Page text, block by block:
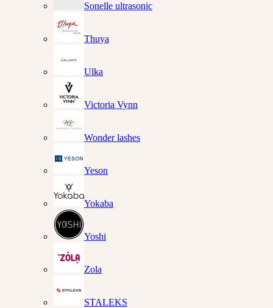
Sonelle ultrasonic
Thuya
Ulka
Victoria Vynn
Wonder lashes
Yeson
Yokaba
Yoshi
Zola
STALEKS